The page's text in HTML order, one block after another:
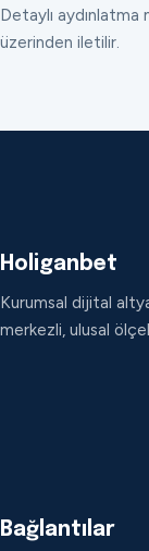
Detaylı
üzerinden iletilir.
Holiganbet
Kurumsal dijital
merkezli, ulusal
Bağlantılar